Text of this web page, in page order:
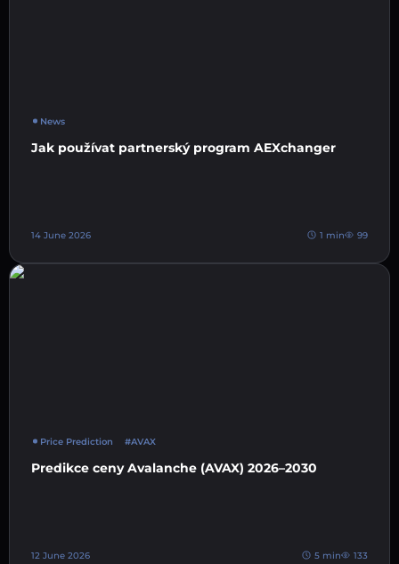
News
Jak používat partnerský program AEXchanger
14 June 2026 1 min 99
Price Prediction #AVAX
Predikce ceny Avalanche (AVAX) 2026–2030
12 June 2026 5 min 133